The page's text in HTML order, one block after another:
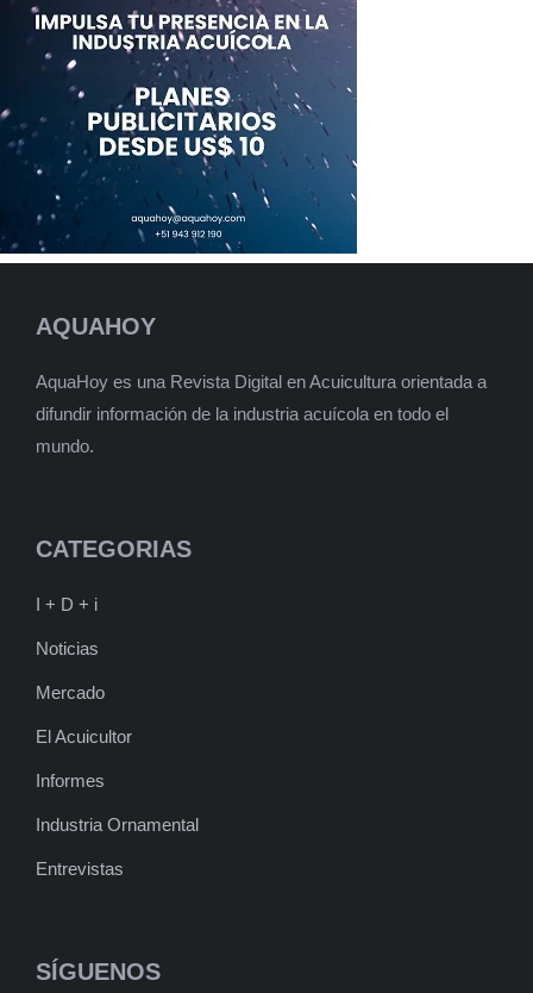
AQUAHOY
AquaHoy es una Revista Digital en Acuicultura orientada a
difundir información de la industria acuícola en todo el
mundo.
CATEGORIAS
I + D + i
Noticias
Mercado
El Acuicultor
Informes
Industria Ornamental
Entrevistas
SÍGUENOS